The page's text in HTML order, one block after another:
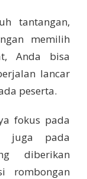
tantangan,
memilih
Anda bisa
lancar
peserta.
fokus pada
juga pada
diberikan
rombongan